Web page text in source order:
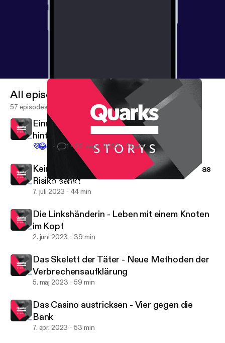
Keine Brüste, kein Krebs - Wenn eine OP das Risiko senkt
Quarks Storys
All episodes
57 episodes
Einmal Sterben und zurück - Was steckt
hinter Nahtoderfahrungen?
💜😂 1 22. sept. 2023 51 min
Keine Brüste, kein Krebs - Wenn eine OP das
Risiko senkt
7. juli 2023 44 min
Die Linkshänderin - Leben mit einem Knoten
im Kopf
2. juni 2023 39 min
Das Skelett der Täter - Neue Methoden der
Verbrechensaufklärung
5. maj 2023 59 min
Das Casino austricksen - Vier gegen die
Bank
7. apr. 2023 53 min